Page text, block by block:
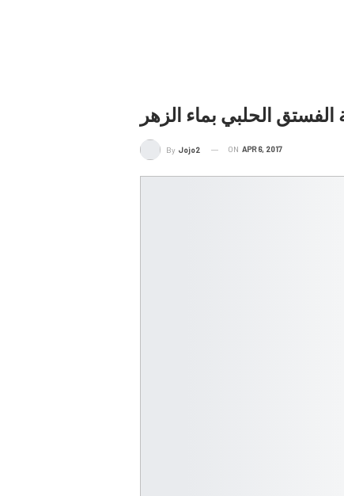
الفستق الحلبي بماء الزهر
By Jojo2 ON APR 6, 2017